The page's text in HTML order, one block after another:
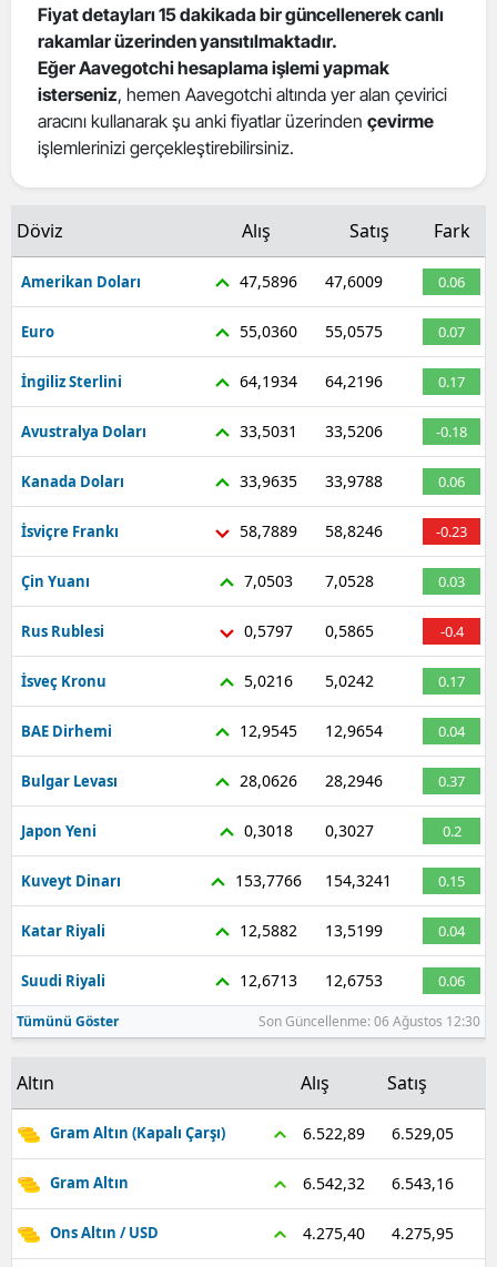
Giresun
Gümüşhane
Isparta
Mersin
İzmir
Kars
Kastamonu
Kayseri
Kırklareli
Kırşehir
Konya
Kütahya
Malatya
Kahramanmaraş
Mardin
Muğla
Muş
Nevşehir
Rize
Sakarya
Fiyat detayları 15 dakikada bir güncellenerek canlı
rakamlar üzerinden yansıtılmaktadır.
Eğer Aavegotchi hesaplama işlemi yapmak
isterseniz, hemen Aavegotchi altında yer alan çevirici
aracını kullanarak şu anki fiyatlar üzerinden çevirme
işlemlerinizi gerçekleştirebilirsiniz.
Döviz Alış Satış Fark
Amerikan Doları 47,5896 47,6009 0.06
Euro 55,0360 55,0575 0.07
İngiliz Sterlini 64,1934 64,2196 0.17
Avustralya Doları 33,5031 33,5206 -0.18
Kanada Doları 33,9635 33,9788 0.06
İsviçre Frankı 58,7889 58,8246 -0.23
Çin Yuanı 7,0503 7,0528 0.03
Rus Rublesi 0,5797 0,5865 -0.4
İsveç Kronu 5,0216 5,0242 0.17
BAE Dirhemi 12,9545 12,9654 0.04
Bulgar Levası 28,0626 28,2946 0.37
Japon Yeni 0,3018 0,3027 0.2
Kuveyt Dinarı 153,7766 154,3241 0.15
Katar Riyali 12,5882 13,5199 0.04
Suudi Riyali 12,6713 12,6753 0.06
Tümünü Göster Son Güncellenme: 06 Ağustos 12:30
Altın Alış Satış
Gram Altın (Kapalı Çarşı) 6.522,89 6.529,05
Gram Altın 6.542,32 6.543,16
Ons Altın / USD 4.275,40 4.275,95